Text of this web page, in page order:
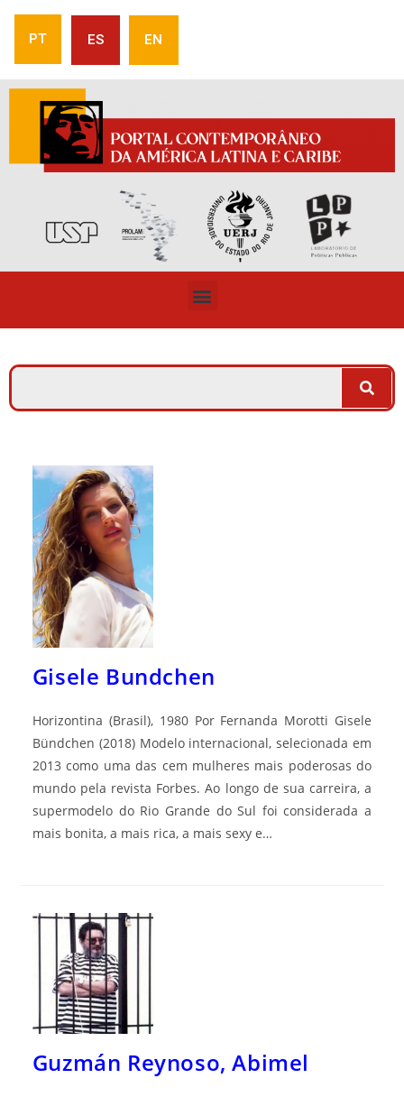
PT ES EN
Gisele Bundchen
Horizontina (Brasil), 1980 Por Fernanda Morotti Gisele
Bündchen (2018) Modelo internacional, selecionada em
2013 como uma das cem mulheres mais poderosas do
mundo pela revista Forbes. Ao longo de sua carreira, a
supermodelo do Rio Grande do Sul foi considerada a
mais bonita, a mais rica, a mais sexy e…
Guzmán Reynoso, Abimel